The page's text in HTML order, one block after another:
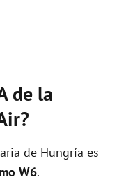
de la
de Hungría es
W6.